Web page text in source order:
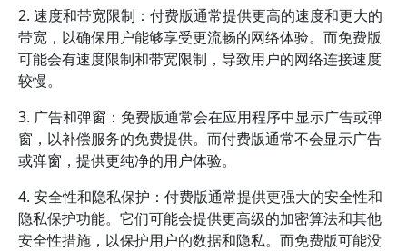
2. 速度和带宽限制：付费版通常提供更高的速度和更大的
带宽，以确保用户能够享受更流畅的网络体验。而免费版
可能会有速度限制和带宽限制，导致用户的网络连接速度
较慢。
3. 广告和弹窗：免费版通常会在应用程序中显示广告或弹
窗，以补偿服务的免费提供。而付费版通常不会显示广告
或弹窗，提供更纯净的用户体验。
4. 安全性和隐私保护：付费版通常提供更强大的安全性和
隐私保护功能。它们可能会提供更高级的加密算法和其他
安全性措施，以保护用户的数据和隐私。而免费版可能没